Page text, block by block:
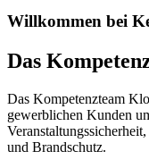
Willkommen bei
Das
Das Kompetenzteam
gewerblichen Kunden
und Brandschutz.